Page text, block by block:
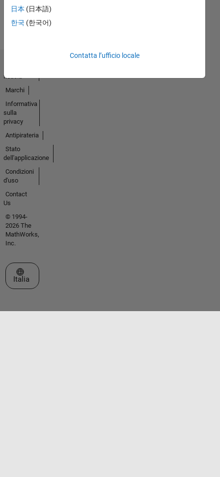
Guarda
tutto
日本 (日本語)
한국 (한국어)
Contatta l’ufficio locale
fiducia
Marchi
Informativa
sulla
privacy
Antipirateria
Stato
dell'applicazione
Condizioni
d'uso
Contact
Us
© 1994-
2026 The
MathWorks,
Inc.
Seleziona un sito web
Italia